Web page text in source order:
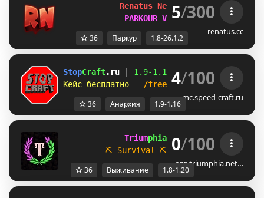
Renatus Network 1.8-26.1.2
PARKOUR V3 OUT NOW
5/300
renatus.cc
36 Паркур 1.8-26.1.2
StopCraft.ru 1.9-1.16 | Справедливый
Кейс бесплатно -
/freecase | Паркур,
4/100
mc.speed-craft.ru
36 Анархия 1.9-1.16
Triumphia
[1.8 / 1.20.x]
⛏ Survival
⛏ ☁ Parkour
0/100
org.triumphia.net…
36 Выживание 1.8-1.20